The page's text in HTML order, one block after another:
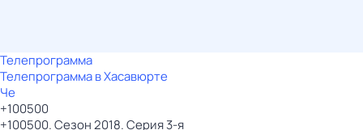
Телепрограмма
Телепрограмма в Хасавюрте
Че
+100500
+100500. Сезон 2018. Серия 3-я